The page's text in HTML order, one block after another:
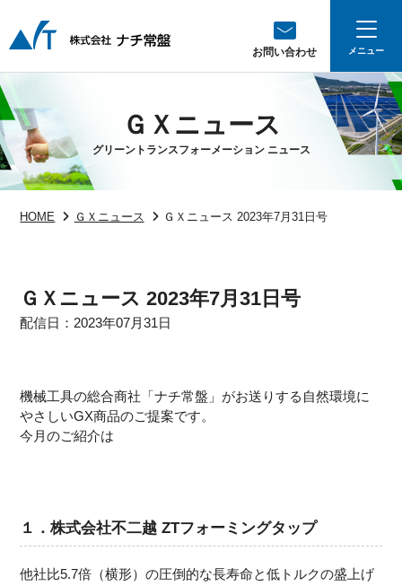
お問い合わせ
ＧＸニュース
グリーントランスフォーメーション ニュース
HOME ＧＸニュース ＧＸニュース 2023年7月31日号
ＧＸニュース 2023年7月31日号
配信日：2023年07月31日
機械工具の総合商社「ナチ常盤」がお送りする自然環境に
やさしいGX商品のご提案です。
今月のご紹介は
１．株式会社不二越 ZTフォーミングタップ
他社比5.7倍（横形）の圧倒的な長寿命と低トルクの盛上げ